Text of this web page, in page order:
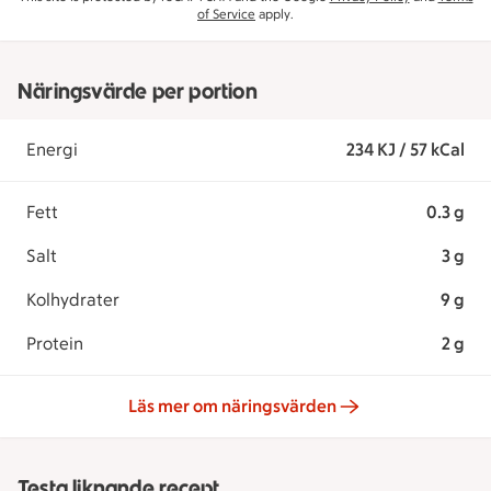
of Service apply.
Näringsvärde per portion
Energi 234 KJ / 57 kCal
Fett 0.3 g
Salt 3 g
Kolhydrater 9 g
Protein 2 g
Läs mer om näringsvärden